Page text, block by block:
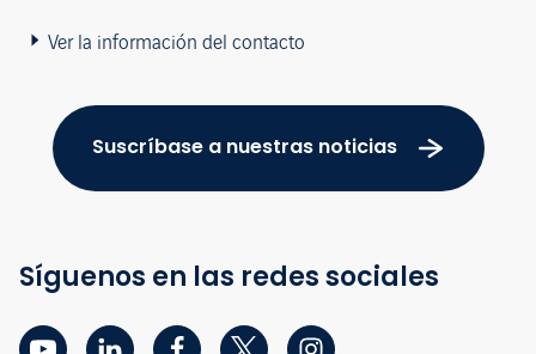
Ver la información del contacto
Suscríbase a nuestras noticias
Síguenos en las redes sociales